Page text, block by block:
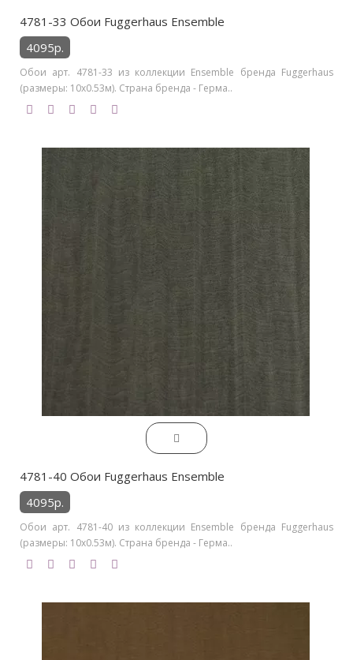
4781-33 Обои Fuggerhaus Ensemble
4095р.
Обои арт. 4781-33 из коллекции Ensemble бренда Fuggerhaus
(размеры: 10х0.53м). Страна бренда - Герма..
4781-40 Обои Fuggerhaus Ensemble
4095р.
Обои арт. 4781-40 из коллекции Ensemble бренда Fuggerhaus
(размеры: 10х0.53м). Страна бренда - Герма..